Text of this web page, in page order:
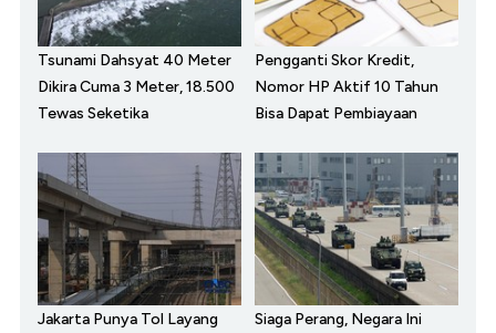
Tsunami Dahsyat 40 Meter
Dikira Cuma 3 Meter, 18.500
Tewas Seketika
Pengganti Skor Kredit,
Nomor HP Aktif 10 Tahun
Bisa Dapat Pembiayaan
Jakarta Punya Tol Layang
Siaga Perang, Negara Ini